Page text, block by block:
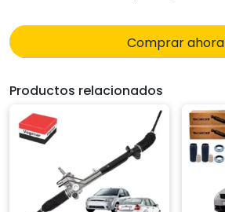
Comprar ahora
Productos relacionados